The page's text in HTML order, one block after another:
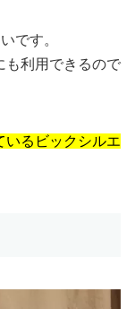
です。
も利用できるので
いるビックシルエ